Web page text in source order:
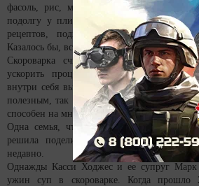
фасоль, рис, мясо и многое другое, но у
подолгу у плиты и все это
рецептов, подходящих для
Казалось бы, все это звучит радужно?
Скороварка считается предметом
ускорить процесс приготовления пищи,
внутри себя высокое давление. Поэтому
полезным, так и опасным устройством.
способен на многое.
Одна семья, чтобы предупредить и
решила поделиться тем кошмаром,
недавно.
Однажды Касси Ходжес и ее супруг Марк
ужин суп в скороварке. Когда прошло